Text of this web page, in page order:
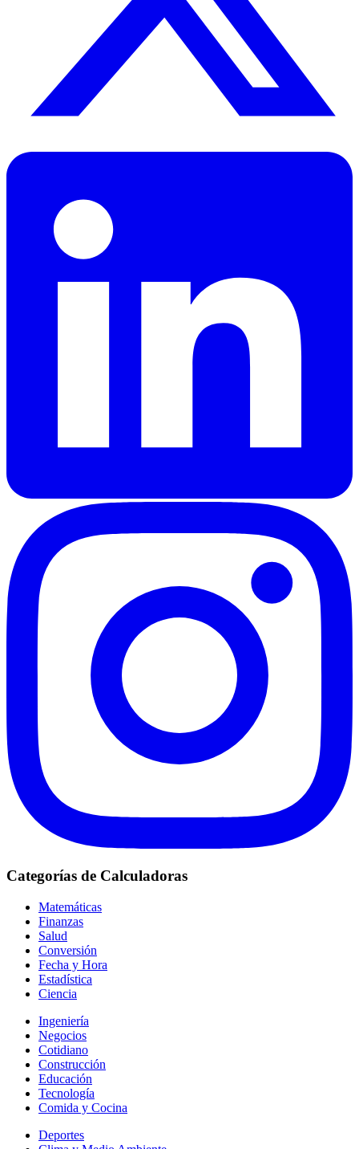
Categorías de Calculadoras
Matemáticas
Finanzas
Salud
Conversión
Fecha y Hora
Estadística
Ciencia
Ingeniería
Negocios
Cotidiano
Construcción
Educación
Tecnología
Comida y Cocina
Deportes